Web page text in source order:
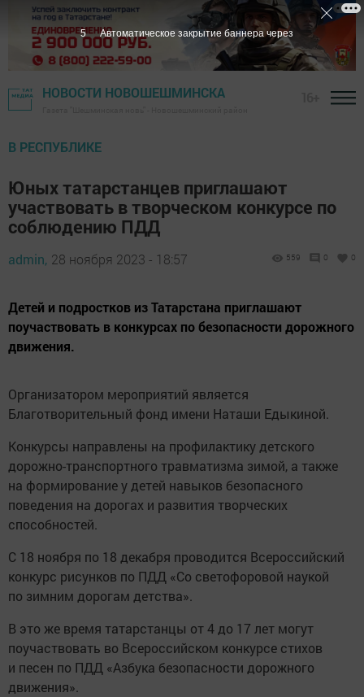
НОВОСТИ НОВОШЕШМИНСКА
В РЕСПУБЛИКЕ
Юных татарстанцев приглашают
участвовать в творческом конкурсе по
соблюдению ПДД
admin, 28 ноября 2023 - 18:57 559 0 0
Детей и подростков из Татарстана приглашают
поучаствовать в конкурсах по безопасности дорожного
движения.
Организатором мероприятий является
Благотворительный фонд имени Наташи Едыкиной.
Конкурсы направлены на профилактику детского
дорожно-транспортного травматизма зимой, а также
на формирование у детей навыков безопасного
поведения на дорогах и развития творческих
способностей.
С 18 ноября по 18 декабря проводится Всероссийский
конкурс рисунков по ПДД «Со светофоровой наукой
по зимним дорогам детства».
В это же время татарстанцы от 4 до 17 лет могут
поучаствовать во Всероссийском конкурсе стихов
и песен по ПДД «Азбука безопасности дорожного
движения».
3 Автоматическое закрытие баннера через